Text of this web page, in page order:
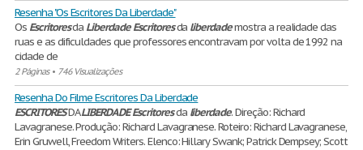
Resenha "Os Escritores Da Liberdade"
Os Escritoresda Liberdade Escritoresda liberdademostra a realidade das
ruas e as dificuldades que professores encontravam por volta de 1992 na
cidade de
2 Páginas• 746 Visualizações
Resenha Do Filme Escritores Da Liberdade
ESCRITORESDALIBERDADE Escritoresda liberdade. Direção: Richard
Lavagranese. Produção: Richard Lavagranese. Roteiro: Richard Lavagranese,
Erin Gruwell, Freedom Writers. Elenco: Hillary Swank; Patrick Dempsey; Scott